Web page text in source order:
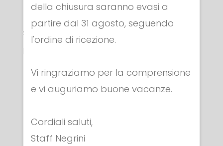
supplementare
Per Giacchetto
in Pelle
Cod. 803
della chiusura saranno evasi a
partire dal 31 agosto, seguendo
l'ordine di ricezione.
Vi ringraziamo per la comprensione
e vi auguriamo buone vacanze.
Cordiali saluti,
Staff Negrini